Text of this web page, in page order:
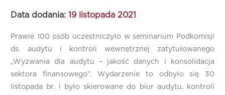
Data dodania: 19 listopada 2021
Prawie 100 osób uczestniczyło w seminarium Podkomisji
ds. audytu i kontroli wewnętrznej zatytułowanego
„Wyzwania dla audytu – jakość danych i konsolidacja
sektora finansowego”. Wydarzenie to odbyło się 30
listopada br. i było skierowane do biur audytu, kontroli